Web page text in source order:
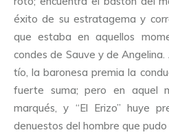
éxito de su estratagema y
que estaba en aquellos
condes de Sauve y de
tío, la baronesa premia la
fuerte suma; pero en aquel
marqués, y “El Erizo” huye
denuestos del hombre que pudo